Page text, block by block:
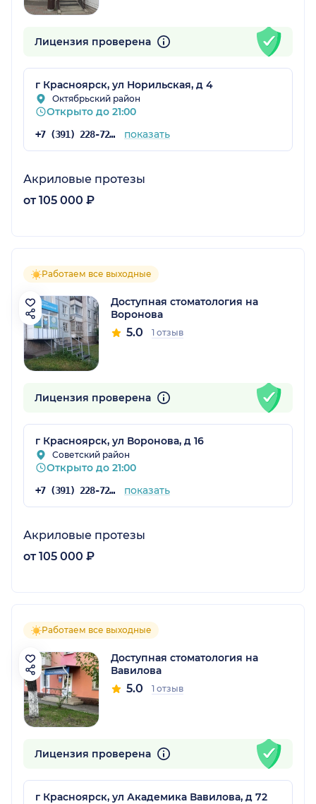
Лицензия проверена
г Красноярск, ул Норильская, д 4
Октябрьский район
Открыто до 21:00
+7 (391) 228-72-76 показать
Акриловые протезы
от 105 000 ₽
Работаем все выходные
Доступная стоматология на
Воронова
5.0 1 отзыв
Лицензия проверена
г Красноярск, ул Воронова, д 16
Советский район
Открыто до 21:00
+7 (391) 228-72-76 показать
Акриловые протезы
от 105 000 ₽
Работаем все выходные
Доступная стоматология на
Вавилова
5.0 1 отзыв
Лицензия проверена
г Красноярск, ул Академика Вавилова, д 72